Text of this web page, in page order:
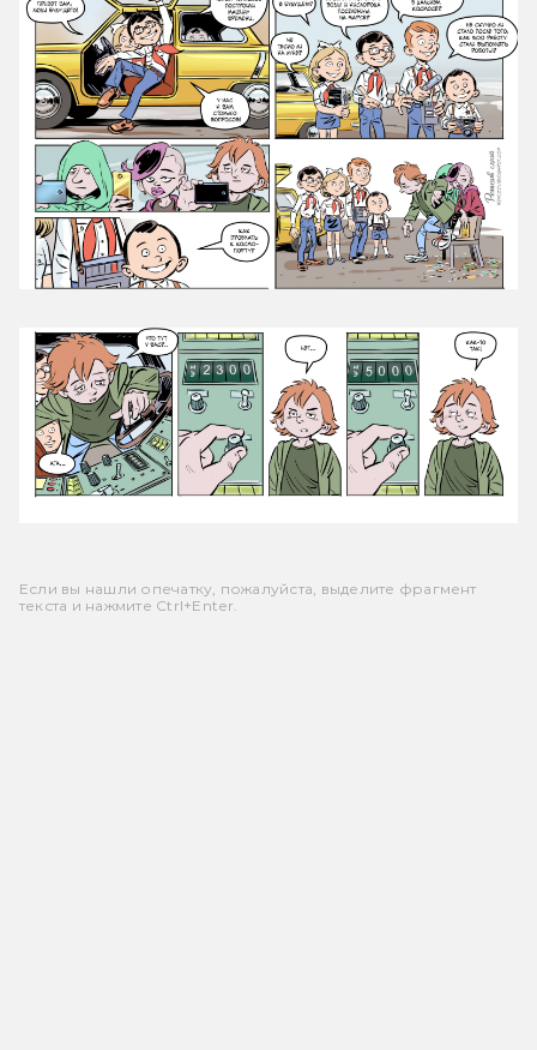
Если вы нашли опечатку, пожалуйста, выделите фрагмент
текста и нажмите Ctrl+Enter.